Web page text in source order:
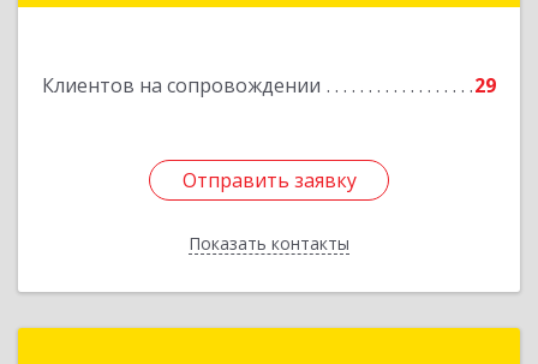
Клиентов на сопровождении 29
Отправить заявку
Показать контакты
Отправить заявку
Назад